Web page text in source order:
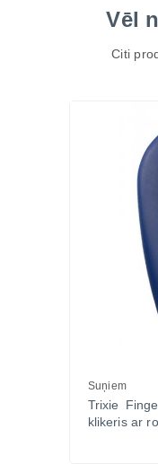
Vēl
Citi
Suņiem
Trixie
klikeris ar